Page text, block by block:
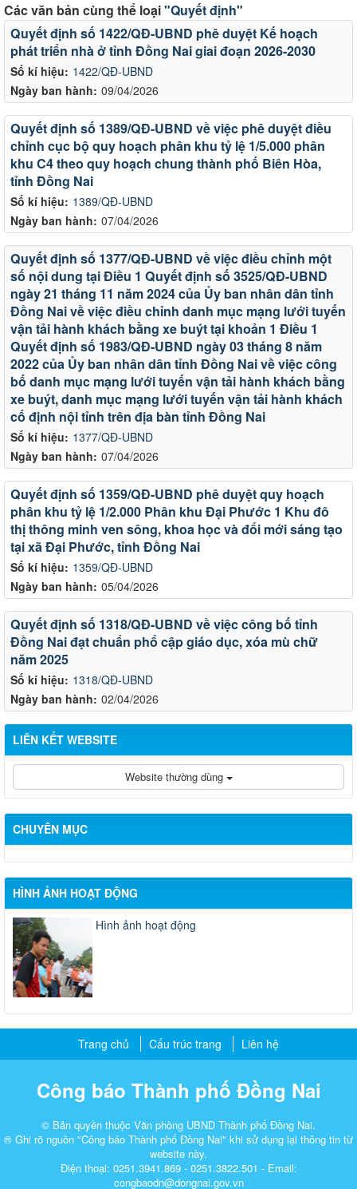
Các văn bản cùng thể loại"Quyết định"
Số kí hiệu: 1422/QĐ-UBND
Ngày ban hành: 09/04/2026
Quyết định số 1422/QĐ-UBND phê duyệt Kế hoạch
phát triển nhà ở tỉnh Đồng Nai giai đoạn 2026-2030
Số kí hiệu: 1389/QĐ-UBND
Ngày ban hành: 07/04/2026
Quyết định số 1389/QĐ-UBND về việc phê duyệt điều
chỉnh cục bộ quy hoạch phân khu tỷ lệ 1/5.000 phân
khu C4 theo quy hoạch chung thành phố Biên Hòa,
tỉnh Đồng Nai
Số kí hiệu: 1377/QĐ-UBND
Ngày ban hành: 07/04/2026
Quyết định số 1377/QĐ-UBND về việc điều chỉnh một
số nội dung tại Điều 1 Quyết định số 3525/QĐ-UBND
ngày 21 tháng 11 năm 2024 của Ủy ban nhân dân tỉnh
Đồng Nai về việc điều chỉnh danh mục mạng lưới tuyến
vận tải hành khách bằng xe buýt tại khoản 1 Điều 1
Quyết định số 1983/QĐ-UBND ngày 03 tháng 8 năm
2022 của Ủy ban nhân dân tỉnh Đồng Nai về việc công
bố danh mục mạng lưới tuyến vận tải hành khách bằng
xe buýt, danh mục mạng lưới tuyến vận tải hành khách
cố định nội tỉnh trên địa bàn tỉnh Đồng Nai
Số kí hiệu: 1359/QĐ-UBND
Ngày ban hành: 05/04/2026
Quyết định số 1359/QĐ-UBND phê duyệt quy hoạch
phân khu tỷ lệ 1/2.000 Phân khu Đại Phước 1 Khu đô
thị thông minh ven sông, khoa học và đổi mới sáng tạo
tại xã Đại Phước, tỉnh Đồng Nai
Số kí hiệu: 1318/QĐ-UBND
Ngày ban hành: 02/04/2026
Quyết định số 1318/QĐ-UBND về việc công bố tỉnh
Đồng Nai đạt chuẩn phổ cập giáo dục, xóa mù chữ
năm 2025
LIÊN KẾT WEBSITE
Website thường dùng
CHUYÊN MỤC
HÌNH ẢNH HOẠT ĐỘNG
Hình ảnh hoạt động
Trang chủ Cấu trúc trang Liên hệ
Công báo Thành phố Đồng Nai
© Bản quyền thuộc Văn phòng UBND Thành phố Đồng Nai.
® Ghi rõ nguồn "Công báo Thành phố Đồng Nai" khi sử dụng lại thông tin từ
website này.
Điện thoại: 0251.3941.869 - 0251.3822.501 - Email:
congbaodn@dongnai.gov.vn